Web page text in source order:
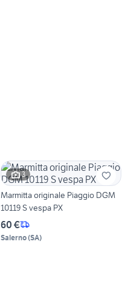
3
Marmitta originale Piaggio DGM
10119 S vespa PX
60 €
Salerno(SA)